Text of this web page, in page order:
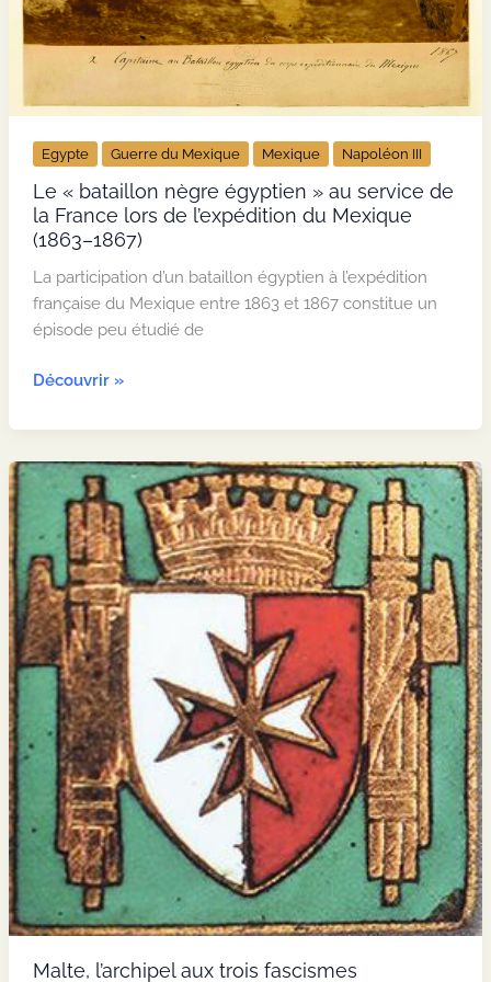
Egypte Guerre du Mexique Mexique Napoléon III
Le « bataillon nègre égyptien » au service de
la France lors de l’expédition du Mexique
(1863–1867)
La participation d’un bataillon égyptien à l’expédition
française du Mexique entre 1863 et 1867 constitue un
épisode peu étudié de
Le
nègre
égyptien »
au
service
de
la
France
lors
de
l’expédition
Mexique
(1863–
1867)
Découvrir »
Malte, l’archipel aux trois fascismes